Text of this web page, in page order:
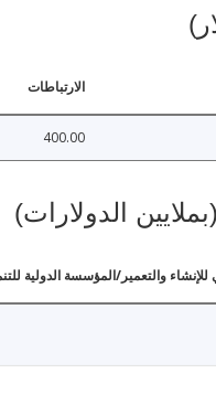
الارتباطات
400.00
الدولارات)
للإنشاء والتعمير/المؤسسة الدولية